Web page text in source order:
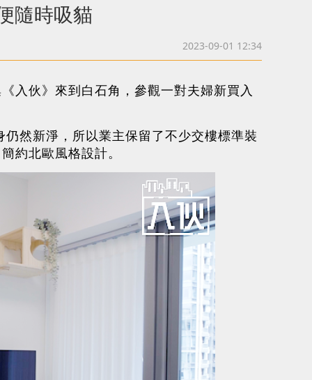
隨時吸貓
2023-09-01 12:34
入伙》來到白石角，參觀一對夫婦新買入
然新淨，所以業主保留了不少交樓標準裝
約北歐風格設計。